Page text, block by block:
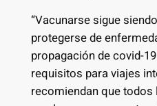
“Vacunarse sigue
protegerse de
propagación de covid-
requisitos para viajes
recomiendan que